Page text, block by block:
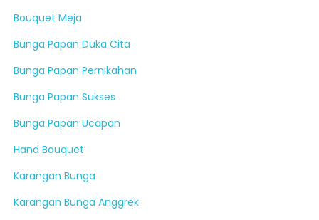
Bouquet Meja
Bunga Papan Duka Cita
Bunga Papan Pernikahan
Bunga Papan Sukses
Bunga Papan Ucapan
Hand Bouquet
Karangan Bunga
Karangan Bunga Anggrek